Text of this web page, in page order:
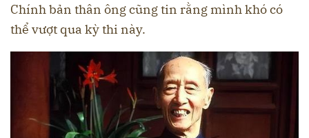
Chính bản thân ông cũng tin rằng mình khó có
thể vượt qua kỳ thi này.